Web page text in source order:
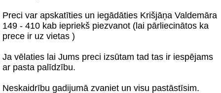
Preci var apskatīties un iegādāties Krišjāņa Valdemāra
149 - 410 kab iepriekš piezvanot (lai pārliecinātos ka
prece ir uz vietas )
Ja vēlaties lai Jums preci izsūtam tad tas ir iespējams
ar pasta palīdzību.
Neskaidrību gadijumā zvaniet un visu pastāstīsim.